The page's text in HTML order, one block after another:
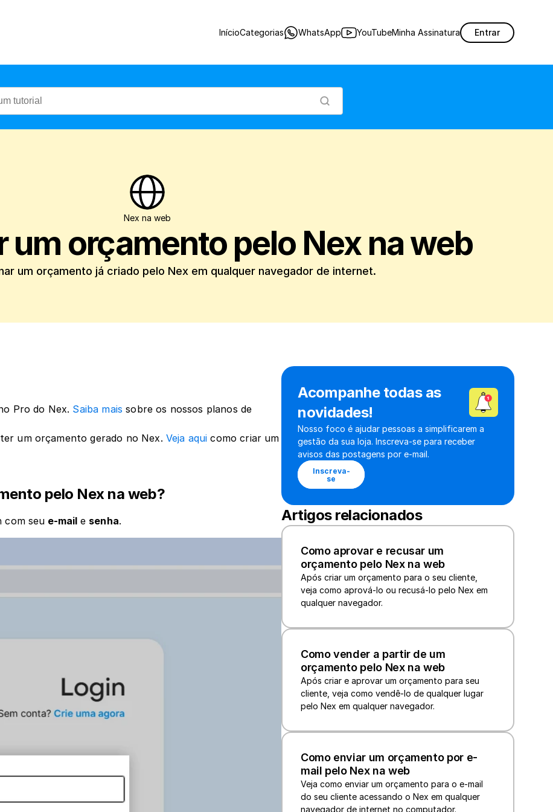
InícioCategorias WhatsApp YouTubeMinha Assinatura Entrar
Nex na web
um orçamento pelo Nex na web
um orçamento já criado pelo Nex em qualquer navegador de internet.
Pro do Nex. Saiba mais sobre os nossos planos de
um orçamento gerado no Nex. Veja aqui como criar um
pelo Nex na web?
com seu e-mail e senha.
Acompanhe todas as
novidades!
Nosso foco é ajudar pessoas a simplificarem a
gestão da sua loja. Inscreva-se para receber
avisos das postagens por e-mail.
Inscreva-
se
Artigos relacionados
Como aprovar e recusar um
orçamento pelo Nex na web
Após criar um orçamento para o seu cliente,
veja como aprová-lo ou recusá-lo pelo Nex em
qualquer navegador.
Como vender a partir de um
orçamento pelo Nex na web
Após criar e aprovar um orçamento para seu
cliente, veja como vendê-lo de qualquer lugar
Como enviar um orçamento por e-
mail pelo Nex na web
Veja como enviar um orçamento para o e-mail
do seu cliente acessando o Nex em qualquer
navegador de internet no computador.